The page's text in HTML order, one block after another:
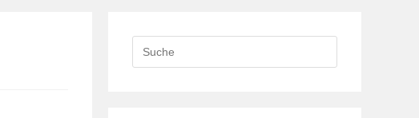
this